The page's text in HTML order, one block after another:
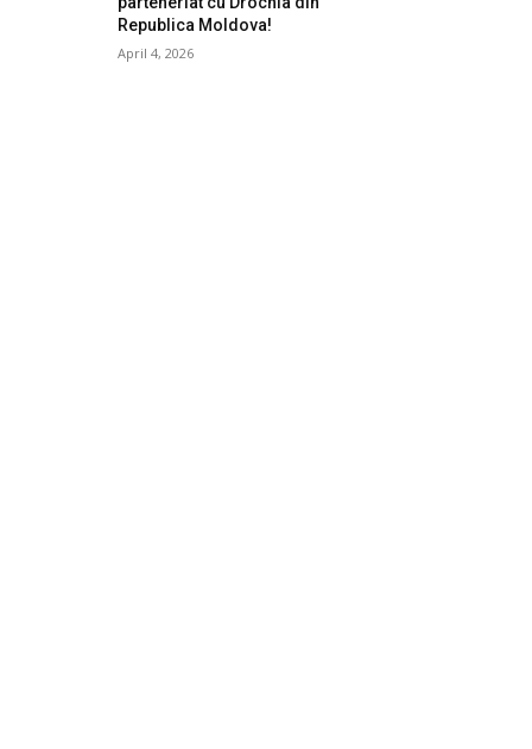
Republica Moldova!
April 4, 2026